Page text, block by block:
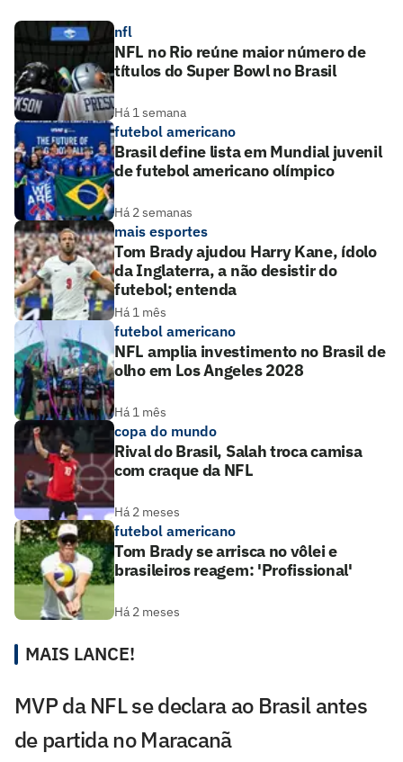
nfl
NFL no Rio reúne maior número de
títulos do Super Bowl no Brasil
Há 1 semana
futebol americano
Brasil define lista em Mundial juvenil
de futebol americano olímpico
Há 2 semanas
mais esportes
Tom Brady ajudou Harry Kane, ídolo
da Inglaterra, a não desistir do
futebol; entenda
Há 1 mês
futebol americano
NFL amplia investimento no Brasil de
olho em Los Angeles 2028
Há 1 mês
copa do mundo
Rival do Brasil, Salah troca camisa
com craque da NFL
Há 2 meses
futebol americano
Tom Brady se arrisca no vôlei e
brasileiros reagem: 'Profissional'
Há 2 meses
MAIS LANCE!
MVP da NFL se declara ao Brasil antes
de partida no Maracanã